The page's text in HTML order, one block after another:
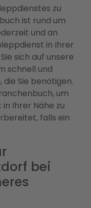
zu
ist rund um
und an
in Ihrer
sich auf unsere
schnell und
Sie benötigen.
um
Ihrer Nähe zu
falls ein
bei